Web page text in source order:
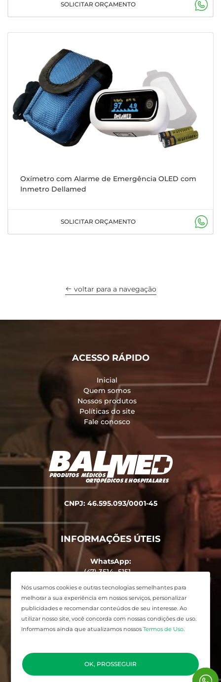
Nós usamos cookies e outras tecnologias semelhantes para
melhorar a sua experiência em nossos serviços, personalizar
publicidades e recomendar conteúdos de seu interesse. Ao
utilizar nosso site, você concorda com nossas condições de uso.
Informamos ainda que atualizamos nossosTermos de Uso.
OK, PROSSEGUIR
SOLICITAR ORÇAMENTO
Oxímetro com Alarme de Emergência OLED com
Inmetro Dellamed
SOLICITAR ORÇAMENTO
voltar para a navegação
ACESSO RÁPIDO
Inicial
Quem somos
Nossos produtos
Políticas do site
Fale conosco
CNPJ: 46.595.093/0001-45
INFORMAÇÕES ÚTEIS
WhatsApp:
(47) 3514 -5151
Avenida Alvin Bauer, 455 - Centro,
Balneário Camboriú - SC
Desenvolvido porElo Ideias